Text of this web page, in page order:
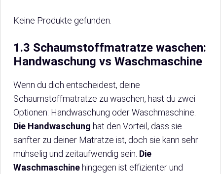
Keine Produkte gefunden.
1.3 Schaumstoffmatratze waschen:
Handwaschung vs Waschmaschine
Wenn du dich entscheidest, deine
Schaumstoffmatratze zu waschen, hast du zwei
Optionen: Handwaschung oder Waschmaschine.
Die Handwaschung hat den Vorteil, dass sie
sanfter zu deiner Matratze ist, doch sie kann sehr
mühselig und zeitaufwendig sein. Die
Waschmaschine hingegen ist effizienter und